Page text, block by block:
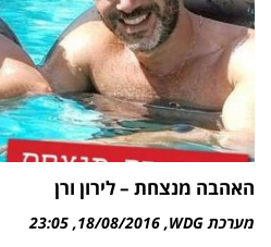
האהבה מנצחת – לירון ורן
מערכת WDG 18/08/2016
23:05